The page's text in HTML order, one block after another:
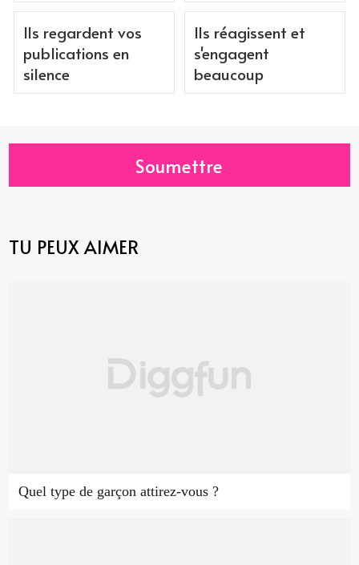
Ils regardent vos
publications en
silence
Ils réagissent et
s'engagent
beaucoup
Soumettre
TU PEUX AIMER
Quel type de garçon attirez-vous ?